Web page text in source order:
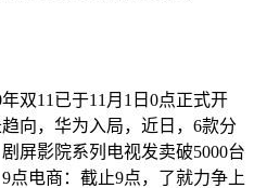
11已于11月1日0点正式开
向，华为入局，近日，6款分
屏影院系列电视发卖破5000台
点电商：截止9点，了就力争上